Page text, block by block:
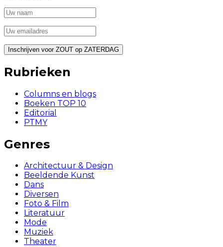
Rubrieken
Columns en blogs
Boeken TOP 10
Editorial
PTMY
Genres
Architectuur & Design
Beeldende Kunst
Dans
Diversen
Foto & Film
Literatuur
Mode
Muziek
Theater